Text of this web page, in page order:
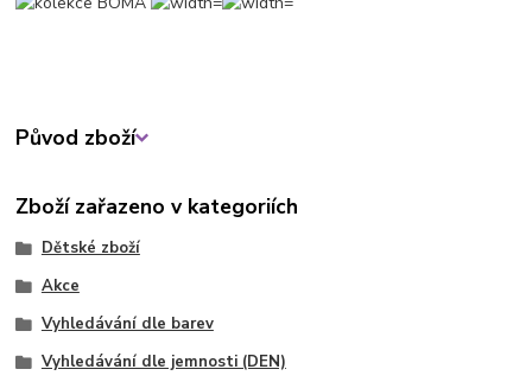
Původ zboží
Zboží zařazeno v kategoriích
Dětské zboží
Akce
Vyhledávání dle barev
Vyhledávání dle jemnosti (DEN)